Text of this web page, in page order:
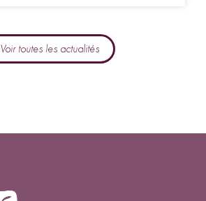
Voir toutes les actualités